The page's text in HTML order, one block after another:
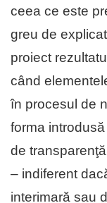
ceea ce este
greu de
proiect
când
în procesul de
forma
de
– indiferent
interimară sau